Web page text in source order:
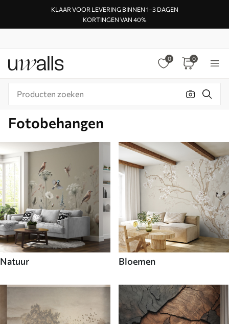
KLAAR VOOR LEVERING BINNEN 1–3 DAGEN
KORTINGEN VAN 40%
0 0
Fotobehangen
Natuur Bloemen